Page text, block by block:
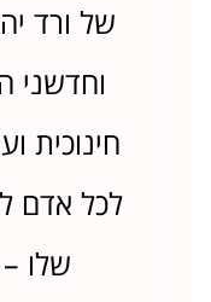
של ורד
וחדשני
חינוכית
לכל אדם
שלו